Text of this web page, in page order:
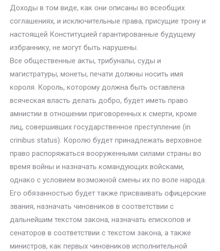
Доходы в том виде, как они описаны во всеобщих
соглашениях, и исключительные права, присущие трону и
настоящей Конституцией гарантированные будущему
избраннику, не могут быть нарушены.
Все общественные акты, трибуналы, суды и
магистратуры, монеты, печати должны носить имя
короля. Король, которому должна быть оставлена
всяческая власть делать добро, будет иметь право
амнистии в отношении приговоренных к смерти, кроме
лиц, совершивших государственное преступление (in
crinibus status). Королю будет принадлежать верховное
право распоряжаться вооруженными силами страны во
время войны и назначать командующих войсками,
однако с условием возможной смены их по воле народа.
Его обязанностью будет также присваивать офицерские
звания, назначать чиновников в соответствии с
дальнейшим текстом закона, назначать епископов и
сенаторов в соответствии с текстом закона, а также
министров, как первых чиновников исполнительной